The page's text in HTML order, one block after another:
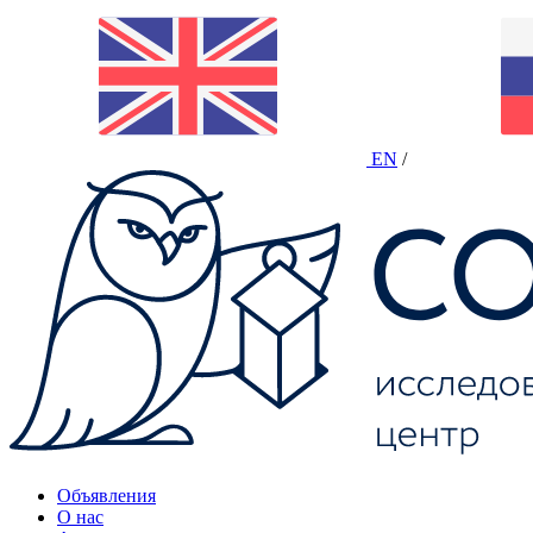
EN /
Объявления
О нас